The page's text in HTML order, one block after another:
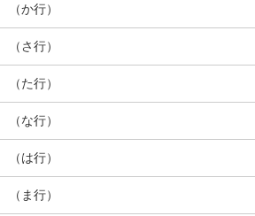
（か行）
（さ行）
（た行）
（な行）
（は行）
（ま行）